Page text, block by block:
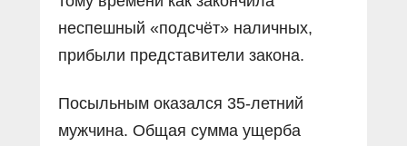
неспешный «подсчёт» наличных,
прибыли представители закона.
Посыльным оказался 35-летний
мужчина. Общая сумма ущерба